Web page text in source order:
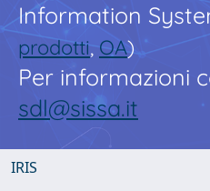
Information
prodotti,OA)
Per informazioni
sdl@sissa.it
IRIS